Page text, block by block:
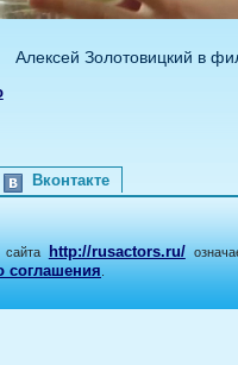
Алексей Золотовицкий в
Вконтакте
http://rusactors.ru/
соглашения